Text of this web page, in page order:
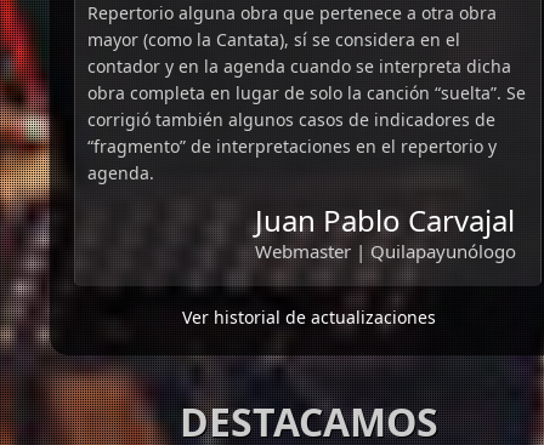
Repertorio alguna obra que pertenece a otra obra
mayor (como la Cantata), sí se considera en el
contador y en la agenda cuando se interpreta dicha
obra completa en lugar de solo la canción “suelta”. Se
corrigió también algunos casos de indicadores de
“fragmento” de interpretaciones en el repertorio y
agenda.
Juan Pablo Carvajal
Webmaster | Quilapayunólogo
Ver historial de actualizaciones
DESTACAMOS